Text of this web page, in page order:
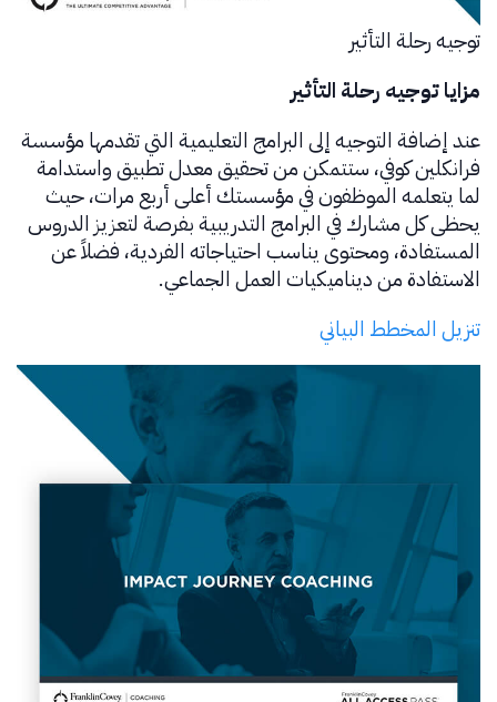
توجيه رحلة التأثير
مزايا توجيه رحلة التأثير
عند إضافة التوجيه إلى البرامج التعليمية التي تقدمها مؤسسة
فرانكلين كوفي، ستتمكن من تحقيق معدل تطبيق واستدامة
لما يتعلمه الموظفون في مؤسستك أعلى أربع مرات، حيث
يحظى كل مشارك في البرامج التدريبية بفرصة لتعزيز الدروس
المستفادة، ومحتوى يناسب احتياجاته الفردية، فضلاً عن
الاستفادة من ديناميكيات العمل الجماعي.
تنزيل المخطط البياني